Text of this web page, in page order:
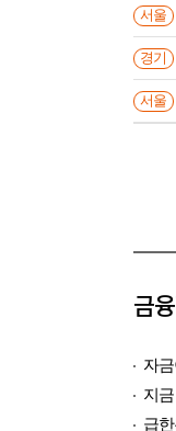
서울
경기
서울
금
자
지
급